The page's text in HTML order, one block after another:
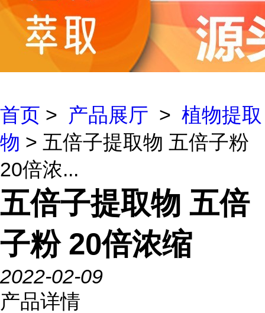
首页 > 产品展厅 > 植物提取
物 > 五倍子提取物 五倍子粉
20倍浓...
五倍子提取物 五倍
子粉 20倍浓缩
2022-02-09
产品详情